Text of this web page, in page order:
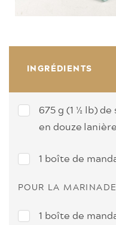
INGRÉDIENTS
675 g (1 ½ lb)
en douze
1 boîte de
POUR LA
1 boîte de